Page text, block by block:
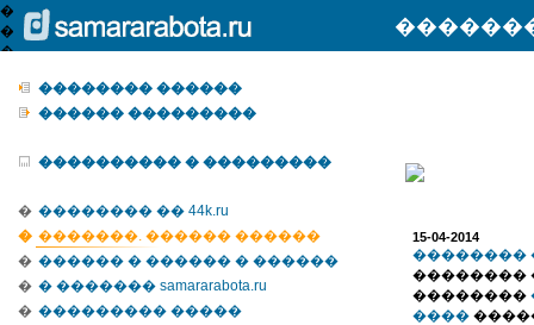
�������� ������
������ ���������
���������� � ���������
� �������� �� 44k.ru
� �������. ������ ������
� ������ � ������ � ������
� � ������� samararabota.ru
� ��������� �����
15-04-2014
��������
��������
��������
����